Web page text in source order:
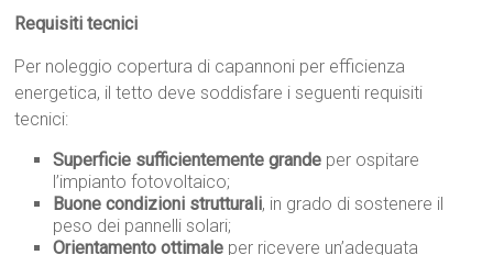
Requisiti tecnici
Per noleggio copertura di capannoni per efficienza
energetica, il tetto deve soddisfare i seguenti requisiti
tecnici:
Superficie sufficientemente grande per ospitare
l’impianto fotovoltaico;
Buone condizioni strutturali, in grado di sostenere il
peso dei pannelli solari;
Orientamento ottimale per ricevere un’adeguata